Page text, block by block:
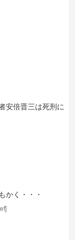
安倍晋三は死刑に
かく・・・